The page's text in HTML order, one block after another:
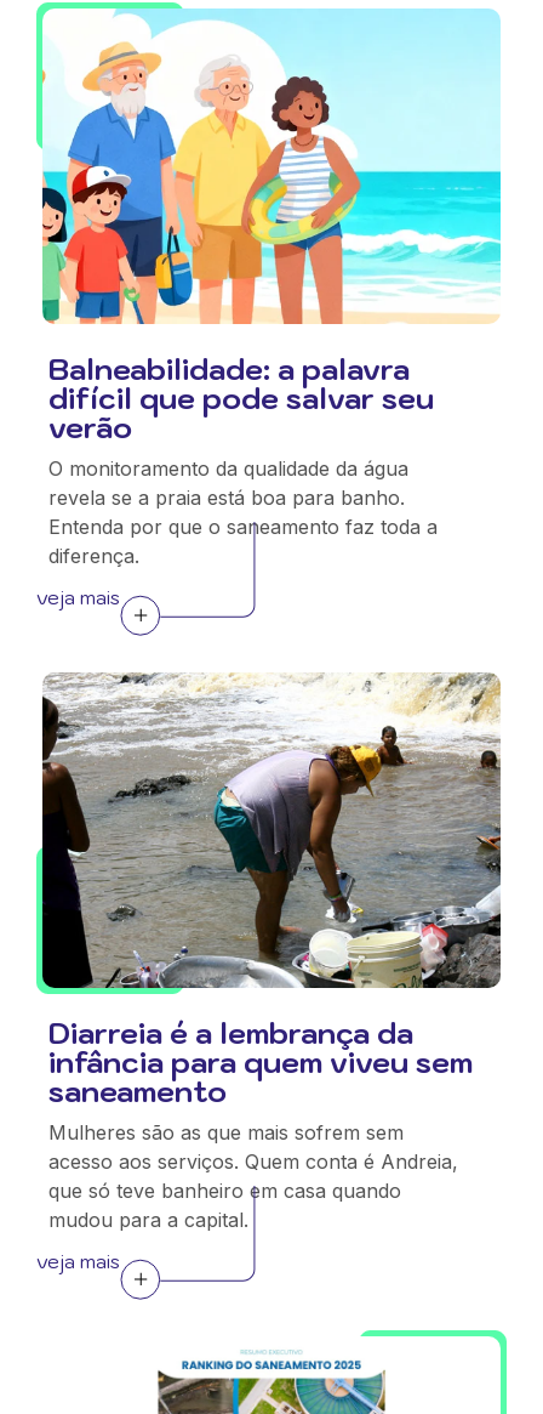
Balneabilidade: a palavra
difícil que pode salvar seu
verão
O monitoramento da qualidade da água
revela se a praia está boa para banho.
Entenda por que o saneamento faz toda a
diferença.
veja mais
Diarreia é a lembrança da
infância para quem viveu sem
saneamento
Mulheres são as que mais sofrem sem
acesso aos serviços. Quem conta é Andreia,
que só teve banheiro em casa quando
mudou para a capital.
veja mais